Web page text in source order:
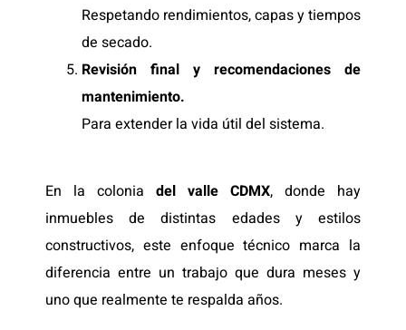
Respetando rendimientos, capas y tiempos
de secado.
Revisión final y recomendaciones de
mantenimiento.
Para extender la vida útil del sistema.
En la colonia del valle CDMX, donde hay
inmuebles de distintas edades y estilos
constructivos, este enfoque técnico marca la
diferencia entre un trabajo que dura meses y
uno que realmente te respalda años.